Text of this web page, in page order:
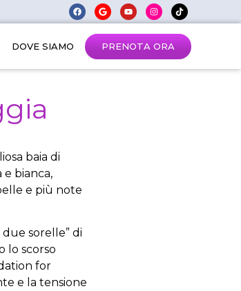
DOVE SIAMO PRENOTA ORA
baia di
e bianca,
e più note
sorelle” di
lo scorso
for
e la tensione